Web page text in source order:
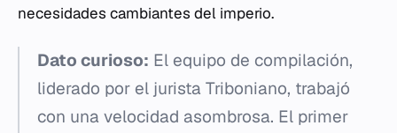
necesidades cambiantes del imperio.
Dato curioso: El equipo de compilación,
liderado por el jurista Triboniano, trabajó
con una velocidad asombrosa. El primer